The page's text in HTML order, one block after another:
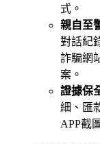
式。
親自至
對話紀
詐騙網
案。
證據保
細、匯
APP截